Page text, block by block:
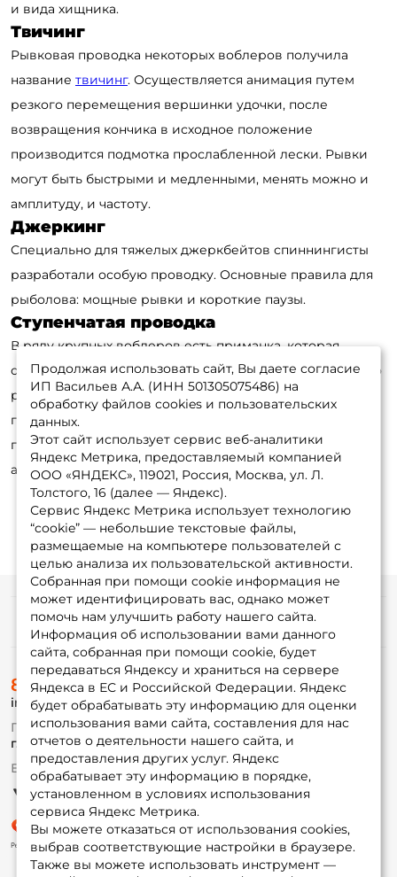
и вида хищника.
Твичинг
Рывковая проводка некоторых воблеров получила
название твичинг. Осуществляется анимация путем
резкого перемещения вершинки удочки, после
возвращения кончика в исходное положение
производится подмотка прослабленной лески. Рывки
могут быть быстрыми и медленными, менять можно и
амплитуду, и частоту.
Джеркинг
Специально для тяжелых джеркбейтов спиннингисты
разработали особую проводку. Основные правила для
рыболова: мощные рывки и короткие паузы.
Ступенчатая проводка
В ряду крупных воблеров есть приманка, которая
отлично проявляет себя при ступенчатой проводке. Это
раттлины. Особенностью "ступеньки" является
подергивание удилищем в момент отрыва оснастки от
поверхности дна. Делается такое движения для
активизации раттлина (появление вибрации).
Продолжая использовать сайт, Вы даете согласие
ИП Васильев А.А. (ИНН 501305075486) на
обработку файлов cookies и пользовательских
данных.
Этот сайт использует сервис веб-аналитики
Яндекс Метрика, предоставляемый компанией
ООО «ЯНДЕКС», 119021, Россия, Москва, ул. Л.
Толстого, 16 (далее — Яндекс).
Сервис Яндекс Метрика использует технологию
“cookie” — небольшие текстовые файлы,
размещаемые на компьютере пользователей с
целью анализа их пользовательской активности.
Собранная при помощи cookie информация не
может идентифицировать вас, однако может
помочь нам улучшить работу нашего сайта.
Информация об использовании вами данного
сайта, собранная при помощи cookie, будет
передаваться Яндексу и храниться на сервере
Яндекса в ЕС и Российской Федерации. Яндекс
будет обрабатывать эту информацию для оценки
использования вами сайта, составления для нас
отчетов о деятельности нашего сайта, и
предоставления других услуг. Яндекс
обрабатывает эту информацию в порядке,
установленном в условиях использования
сервиса Яндекс Метрика.
Вы можете отказаться от использования cookies,
выбрав соответствующие настройки в браузере.
Также вы можете использовать инструмент —
Информация
О магазине
Доставка
Оплата
Fox-bonus
Гуру
Партнерская программа
8 (495) 532-77-88
info@foxfishing.ru
По вопросам с заказом
г. Москва, ул. Плеханова д.7
Ежедневно 10:00 до 20:00